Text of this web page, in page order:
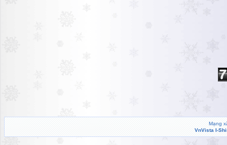
Mạng
VnVista I-